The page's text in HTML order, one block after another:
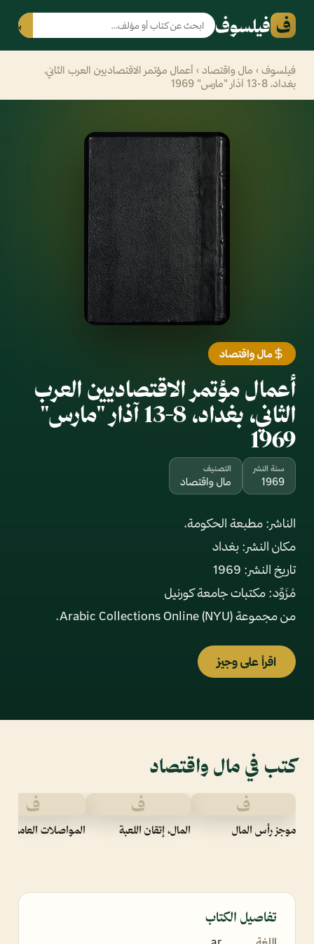
ف فيلسوف بحث
فيلسوف › مال واقتصاد › أعمال مؤتمر الاقتصاديين العرب الثاني،
بغداد، 8-13 آذار "مارس" 1969
مال واقتصاد
أعمال مؤتمر الاقتصاديين العرب
الثاني، بغداد، 8-13 آذار "مارس"
1969
سنة النشر
1969
التصنيف
مال واقتصاد
من مجموعة Arabic Collections Online (NYU).
اقرأ على وجيز
كتب في مال واقتصاد
ف
موجز رأس المال
ف
المال، إتقان اللعبة
ف
المواصلات العامة
تفاصيل الكتاب